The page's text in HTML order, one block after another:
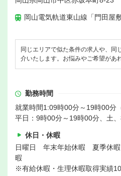
岡山電気軌道東山線「門田屋
同じエリアで似た条件の求人や、同
介いたします。お悩みやご希望があ
勤務時間
就業時間1:09時00分～19時00分
平日：9時00分～19時00分、土
休日・休暇
日曜日 年末年始休暇 夏季休
暇
※有給休暇・生理休暇取得実績